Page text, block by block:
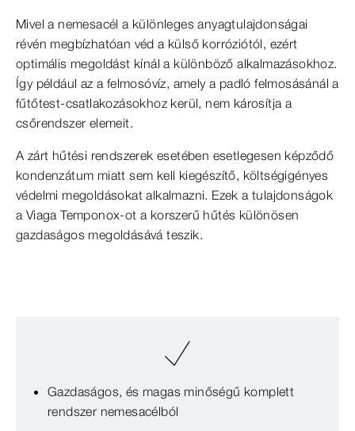
Mivel a nemesacél a különleges anyagtulajdonságai
révén megbízhatóan véd a külső korróziótól, ezért
optimális megoldást kínál a különböző alkalmazásokhoz.
Így például az a felmosóvíz, amely a padló felmosásánál a
fűtőtest-csatlakozásokhoz kerül, nem károsítja a
csőrendszer elemeit.
A zárt hűtési rendszerek esetében esetlegesen képződő
kondenzátum miatt sem kell kiegészítő, költségigényes
védelmi megoldásokat alkalmazni. Ezek a tulajdonságok
a Viaga Temponox-ot a korszerű hűtés különösen
gazdaságos megoldásává teszik.
Gazdaságos, és magas minőségű komplett
rendszer nemesacélból